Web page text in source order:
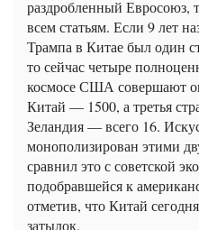
раздробленный
всем статьям. Если 9 лет
Трампа в Китае был один
то сейчас четыре
космосе США совершают
Китай — 1500, а третья
Зеландия — всего 16.
монополизирован этими
сравнил это с советской
подобравшейся к
отметив, что Китай
затылок.